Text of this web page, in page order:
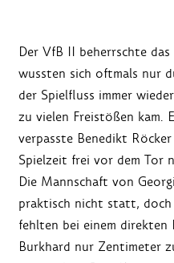
Der VfB II beherrschte
wussten sich oftmals nur
der Spielfluss immer
zu vielen Freistößen kam.
verpasste Benedikt
Spielzeit frei vor dem Tor
Die Mannschaft von
praktisch nicht statt,
fehlten bei einem
Burkhard nur Zentimeter